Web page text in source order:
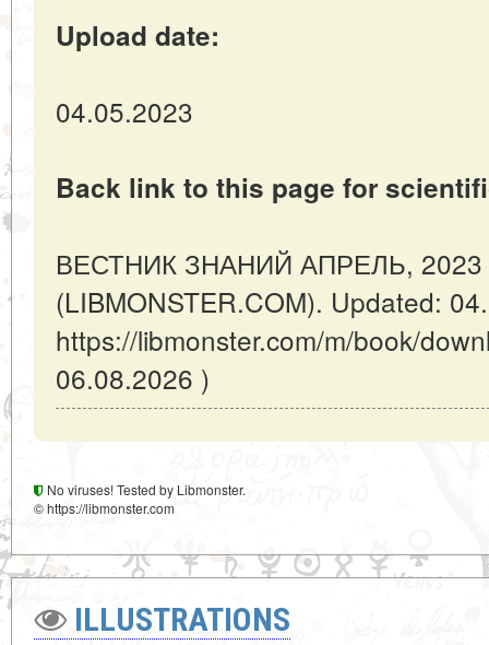
Upload date:
04.05.2023
Back link to this page for
ВЕСТНИК ЗНАНИЙ АПРЕЛЬ, 2023
(LIBMONSTER.COM). Updated:
https://libmonster.com/m/book/
06.08.2026 )
No viruses! Tested by Libmonster.
© https://libmonster.com
ILLUSTRATIONS